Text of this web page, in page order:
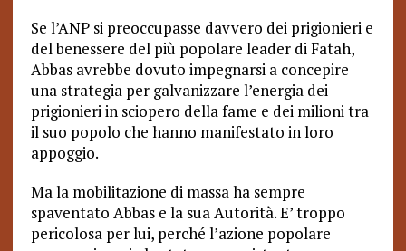
Se l’ANP si preoccupasse davvero dei prigionieri e
del benessere del più popolare leader di Fatah,
Abbas avrebbe dovuto impegnarsi a concepire
una strategia per galvanizzare l’energia dei
prigionieri in sciopero della fame e dei milioni tra
il suo popolo che hanno manifestato in loro
appoggio.
Ma la mobilitazione di massa ha sempre
spaventato Abbas e la sua Autorità. E’ troppo
pericolosa per lui, perché l’azione popolare